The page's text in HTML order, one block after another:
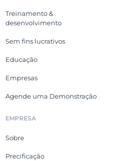
Treinamento &
desenvolvimento
Sem fins lucrativos
Educação
Empresas
Agende uma Demonstração
EMPRESA
Sobre
Precificação